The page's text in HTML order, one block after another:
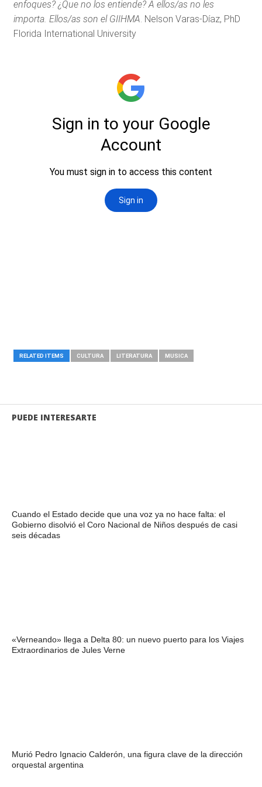
enfoques? ¿Que no los entiende? A ellos/as no les
importa. Ellos/as son el GIIHMA. Nelson Varas-Díaz, PhD
Florida International University
RELATED ITEMS CULTURA LITERATURA MUSICA
PUEDE INTERESARTE
Cuando el Estado decide que una voz ya no hace falta: el
Gobierno disolvió el Coro Nacional de Niños después de casi
seis décadas
«Verneando» llega a Delta 80: un nuevo puerto para los Viajes
Extraordinarios de Jules Verne
Murió Pedro Ignacio Calderón, una figura clave de la dirección
orquestal argentina